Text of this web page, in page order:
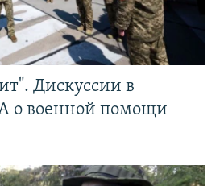
Дискуссии в
о военной помощи